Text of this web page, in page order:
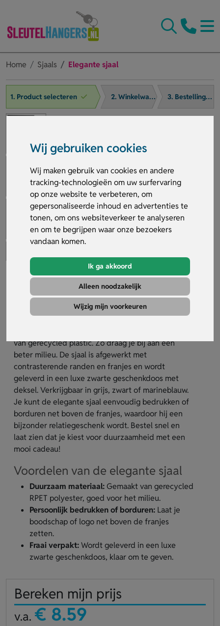
Wij gebruiken cookies
Wij maken gebruik van cookies en andere
tracking-technologieën om uw surfervaring
op onze website te verbeteren, om
gepersonaliseerde inhoud en advertenties te
tonen, om ons websiteverkeer te analyseren
en om te begrijpen waar onze bezoekers
vandaan komen.
Ik ga akkoord
Alleen noodzakelijk
Wijzig mijn voorkeuren
Home Sjaals Elegante sjaal
1. Product selecteren 2. Winkelwagen 3. Bestelling afronden
Elegante sjaal
Artikelnummer:32184
van gerecycled plastic. Zo draag je bij aan een
beter milieu. De sjaal is afgewerkt met
contrasterende randen en franjes en wordt
geleverd in een luxe zwarte geschenkdoos met
deksel. Verkrijgbaar in grijs, zwart of marineblauw.
Je kunt de elegante sjaal eenvoudig bedrukken of
borduren net boven de franjes, waardoor hij een
bijzonder relatiegeschenk wordt. Bestel snel en
laat zien dat je kiest voor duurzaamheid met een
mooi cadeau!
Voordelen van de elegante sjaal
Duurzaam materiaal:Gemaakt van gerecycled
RPET polyester, goed voor het milieu.
Persoonlijk bedrukken of borduren: Laat je
boodschap of logo net boven de franjes
zetten.
Fraai verpakt:Wordt geleverd in een luxe
zwarte geschenkdoos, klaar om te geven.
Bereken mijn prijs
v.a. € 8.59